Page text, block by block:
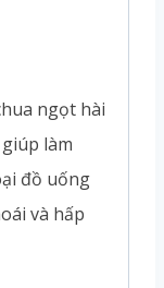
ngọt hài
làm
đồ uống
và hấp